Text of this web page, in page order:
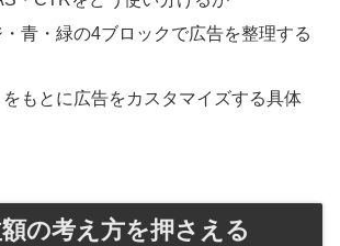
青・緑の4ブロックで広告を整理する
もとに広告をカスタマイズする具体
の考え方を押さえる